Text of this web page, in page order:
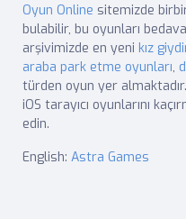
Oyun Online sitemizde
bulabilir, bu oyunları
arşivimizde en yeni kız
araba park etme oyunları,
türden oyun yer
iOS tarayıcı oyunlarını
edin.
English: Astra Games